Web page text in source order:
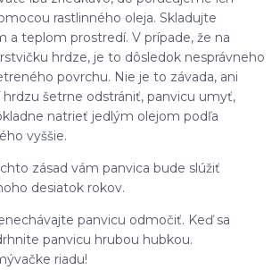
rastlinného oleja. Skladujte
a teplom prostredí. V prípade, že na
hrdze, je to dôsledok nesprávneho
povrchu. Nie je to závada, ani
hrdzu šetrne odstrániť, panvicu umyť,
natrieť jedlým olejom podľa
vyššie.
zásad vám panvica bude slúžiť
desiatok rokov.
panvicu odmočiť. Keď sa
panvicu hrubou hubkou.
riadu!